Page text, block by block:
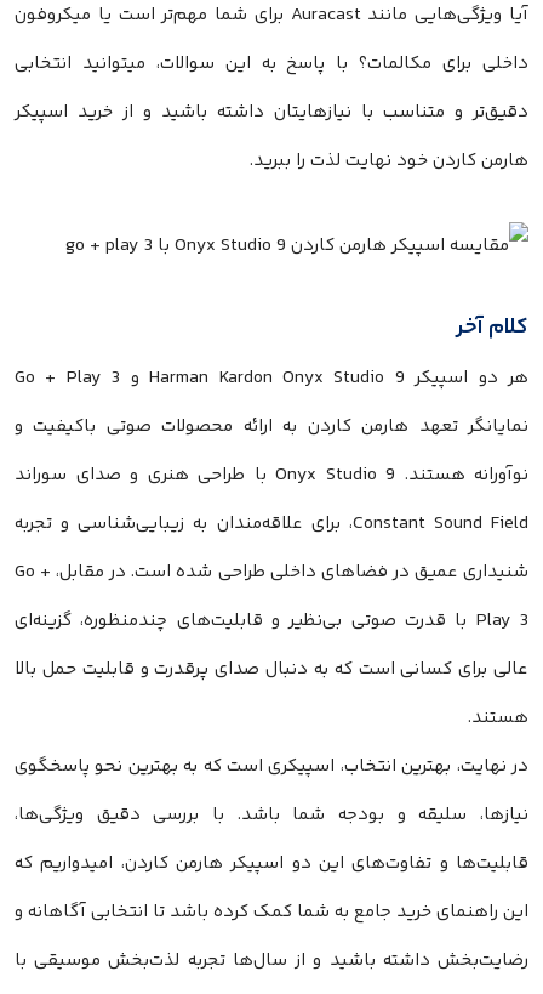
آیا ویژگی‌هایی مانند Auracast برای شما مهم‌تر است یا میکروفون
داخلی برای مکالمات؟ با پاسخ به این سوالات، میتوانید انتخابی
دقیق‌تر و متناسب با نیازهایتان داشته باشید و از خرید اسپیکر
هارمن کاردن خود نهایت لذت را ببرید.
کلام آخر
هر دو اسپیکر Harman Kardon Onyx Studio 9 و Go + Play 3
نمایانگر تعهد هارمن کاردن به ارائه محصولات صوتی باکیفیت و
نوآورانه هستند. Onyx Studio 9 با طراحی هنری و صدای سوراند
Constant Sound Field، برای علاقه‌مندان به زیبایی‌شناسی و تجربه
شنیداری عمیق در فضاهای داخلی طراحی شده است. در مقابل، Go +
Play 3 با قدرت صوتی بی‌نظیر و قابلیت‌های چندمنظوره، گزینه‌ای
عالی برای کسانی است که به دنبال صدای پرقدرت و قابلیت حمل بالا
هستند.
در نهایت، بهترین انتخاب، اسپیکری است که به بهترین نحو پاسخگوی
نیازها، سلیقه و بودجه شما باشد. با بررسی دقیق ویژگی‌ها،
قابلیت‌ها و تفاوت‌های این دو اسپیکر هارمن کاردن، امیدواریم که
این راهنمای خرید جامع به شما کمک کرده باشد تا انتخابی آگاهانه و
رضایت‌بخش داشته باشید و از سال‌ها تجربه لذت‌بخش موسیقی با